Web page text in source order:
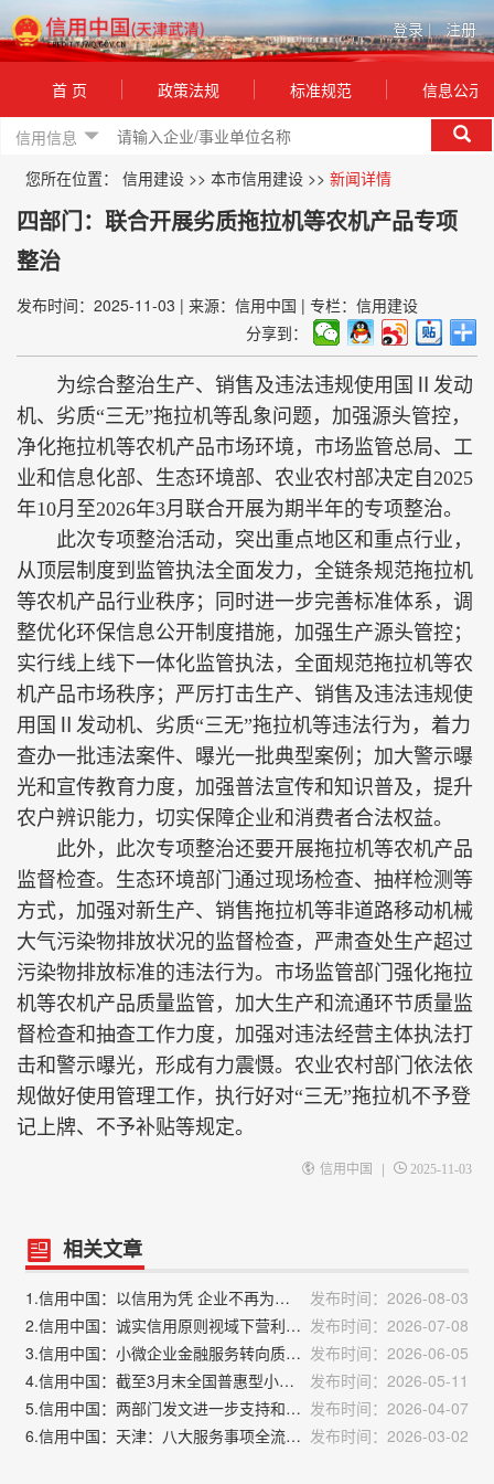
登录| 注册
首 页 政策法规 标准规范 信息公示
信用信息
您所在位置： 信用建设 >> 本市信用建设 >> 新闻详情
四部门：联合开展劣质拖拉机等农机产品专项
整治
发布时间：2025-11-03 | 来源：信用中国 | 专栏：信用建设
分享到：
为综合整治生产、销售及违法违规使用国Ⅱ发动
机、劣质“三无”拖拉机等乱象问题，加强源头管控，
净化拖拉机等农机产品市场环境，市场监管总局、工
业和信息化部、生态环境部、农业农村部决定自2025
年10月至2026年3月联合开展为期半年的专项整治。
此次专项整治活动，突出重点地区和重点行业，
从顶层制度到监管执法全面发力，全链条规范拖拉机
等农机产品行业秩序；同时进一步完善标准体系，调
整优化环保信息公开制度措施，加强生产源头管控；
实行线上线下一体化监管执法，全面规范拖拉机等农
机产品市场秩序；严厉打击生产、销售及违法违规使
用国Ⅱ发动机、劣质“三无”拖拉机等违法行为，着力
查办一批违法案件、曝光一批典型案例；加大警示曝
光和宣传教育力度，加强普法宣传和知识普及，提升
农户辨识能力，切实保障企业和消费者合法权益。
此外，此次专项整治还要开展拖拉机等农机产品
监督检查。生态环境部门通过现场检查、抽样检测等
方式，加强对新生产、销售拖拉机等非道路移动机械
大气污染物排放状况的监督检查，严肃查处生产超过
污染物排放标准的违法行为。市场监管部门强化拖拉
机等农机产品质量监管，加大生产和流通环节质量监
督检查和抽查工作力度，加强对违法经营主体执法打
击和警示曝光，形成有力震慑。农业农村部门依法依
规做好使用管理工作，执行好对“三无”拖拉机不予登
记上牌、不予补贴等规定。
信用中国 | 2025-11-03
相关文章
1.信用中国：以信用为凭 企业不再为保证金“发愁”
发布时间：2026-08-03
2.信用中国：诚实信用原则视域下营利型维权乱象的多维度治理 发布时间：2026-07-08
3.信用中国：小微企业金融服务转向质量优先 发布时间：2026-06-05
4.信用中国：截至3月末全国普惠型小微企业贷款余额同比增速9.9%
发布时间：2026-05-11
5.信用中国：两部门发文进一步支持和规范境内企业开展境外放款业务 发布时间：2026-04-07
6.信用中国：天津：八大服务事项全流程规范，打造便民利企“信用导航” 发布时间：2026-03-02